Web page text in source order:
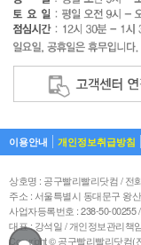
이용안내 개인정보취급방침
상호명 : 공구빨리빨리닷컴 / 전
주소 : 서울특별시 동대문구 왕
사업자등록번호 : 238-50-00255
대표 : 강석일 / 개인정보관리책
Copyright © 공구빨리빨리닷컴(